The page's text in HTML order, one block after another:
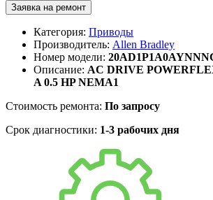
Заявка на ремонт
Категория: Приводы
Производитель: Allen Bradley
Номер модели:
Описание: AC DRIVE
A 0.5 HP NEMA1
Стоимость ремонта: По запросу
Срок диагностики: 1-3 рабочих дня